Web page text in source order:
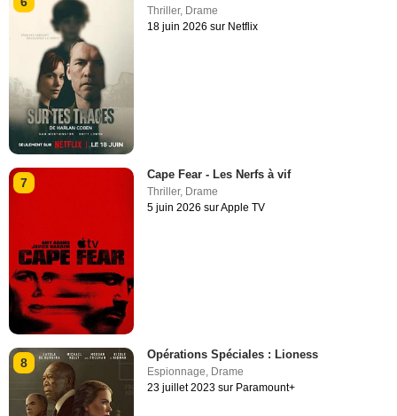
Thriller, Drame
18 juin 2026 sur Netflix
7
Cape Fear - Les Nerfs à vif
Thriller, Drame
5 juin 2026 sur Apple TV
8
Opérations Spéciales : Lioness
Espionnage, Drame
23 juillet 2023 sur Paramount+